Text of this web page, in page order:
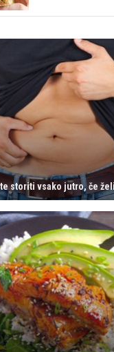
storiti vsako jutro, če